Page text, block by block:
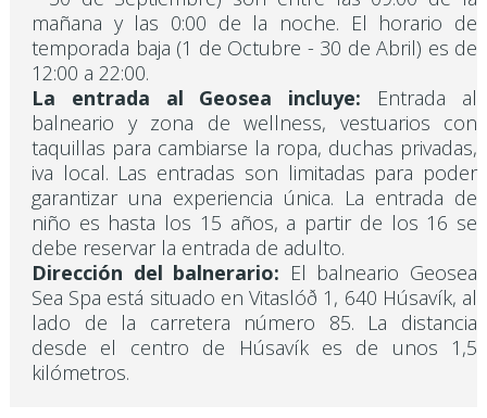
mañana y las 0:00 de la noche. El horario de
temporada baja (1 de Octubre - 30 de Abril) es de
12:00 a 22:00.
La entrada al Geosea incluye: Entrada al
balneario y zona de wellness, vestuarios con
taquillas para cambiarse la ropa, duchas privadas,
iva local. Las entradas son limitadas para poder
garantizar una experiencia única. La entrada de
niño es hasta los 15 años, a partir de los 16 se
debe reservar la entrada de adulto.
Dirección del balnerario: El balneario Geosea
Sea Spa está situado en Vitaslóð 1, 640 Húsavík, al
lado de la carretera número 85. La distancia
desde el centro de Húsavík es de unos 1,5
kilómetros.